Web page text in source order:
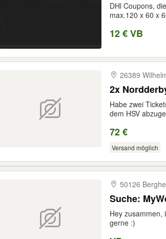
DHl Coupons,
max.120 x 60 x
12 € VB
26389
2x
Habe zwei
dem HSV
72 €
Versand möglich
50126
Suche:
Hey zusammen,
gerne :)